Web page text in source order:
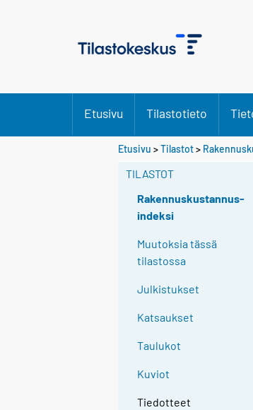
Etusivu Tilastotieto
Etusivu >Tilastot>
TILASTOT
Rakennuskustannus-
indeksi
Muutoksia tässä
tilastossa
Julkistukset
Katsaukset
Taulukot
Kuviot
Tiedotteet